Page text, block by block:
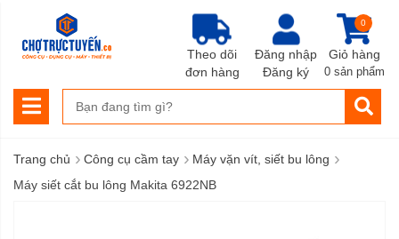
Đăng nhập
Đăng ký
Giỏ hàng
0
0 sản phẩm
Theo dõi
đơn hàng
Trang chủ › Công cụ cầm tay › Máy vặn vít, siết bu lông ›
Máy siết cắt bu lông Makita 6922NB